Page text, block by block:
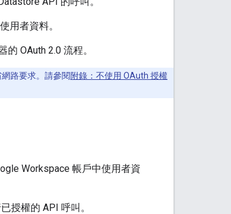
用者資料。
OAuth 2.0 流程。
路要求。請參閱 附錄：不使用 OAuth 授權
Workspace 帳戶中使用者資
授權的 API 呼叫。